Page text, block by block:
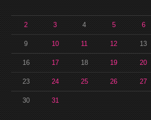
2 3 4 5 6
9 10 11 12 13
16 17 18 19 20
23 24 25 26 27
30 31